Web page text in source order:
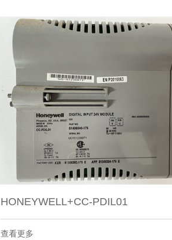
HONEYWELL+CC-PDIL01
查看更多